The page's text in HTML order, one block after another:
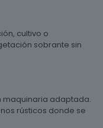
cultivo o
sobrante sin
maquinaria adaptada.
rústicos donde se